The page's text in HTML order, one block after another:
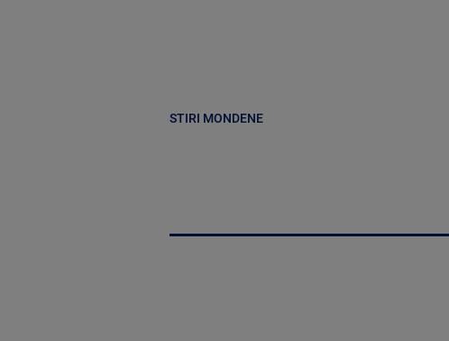
STIRI MONDENE